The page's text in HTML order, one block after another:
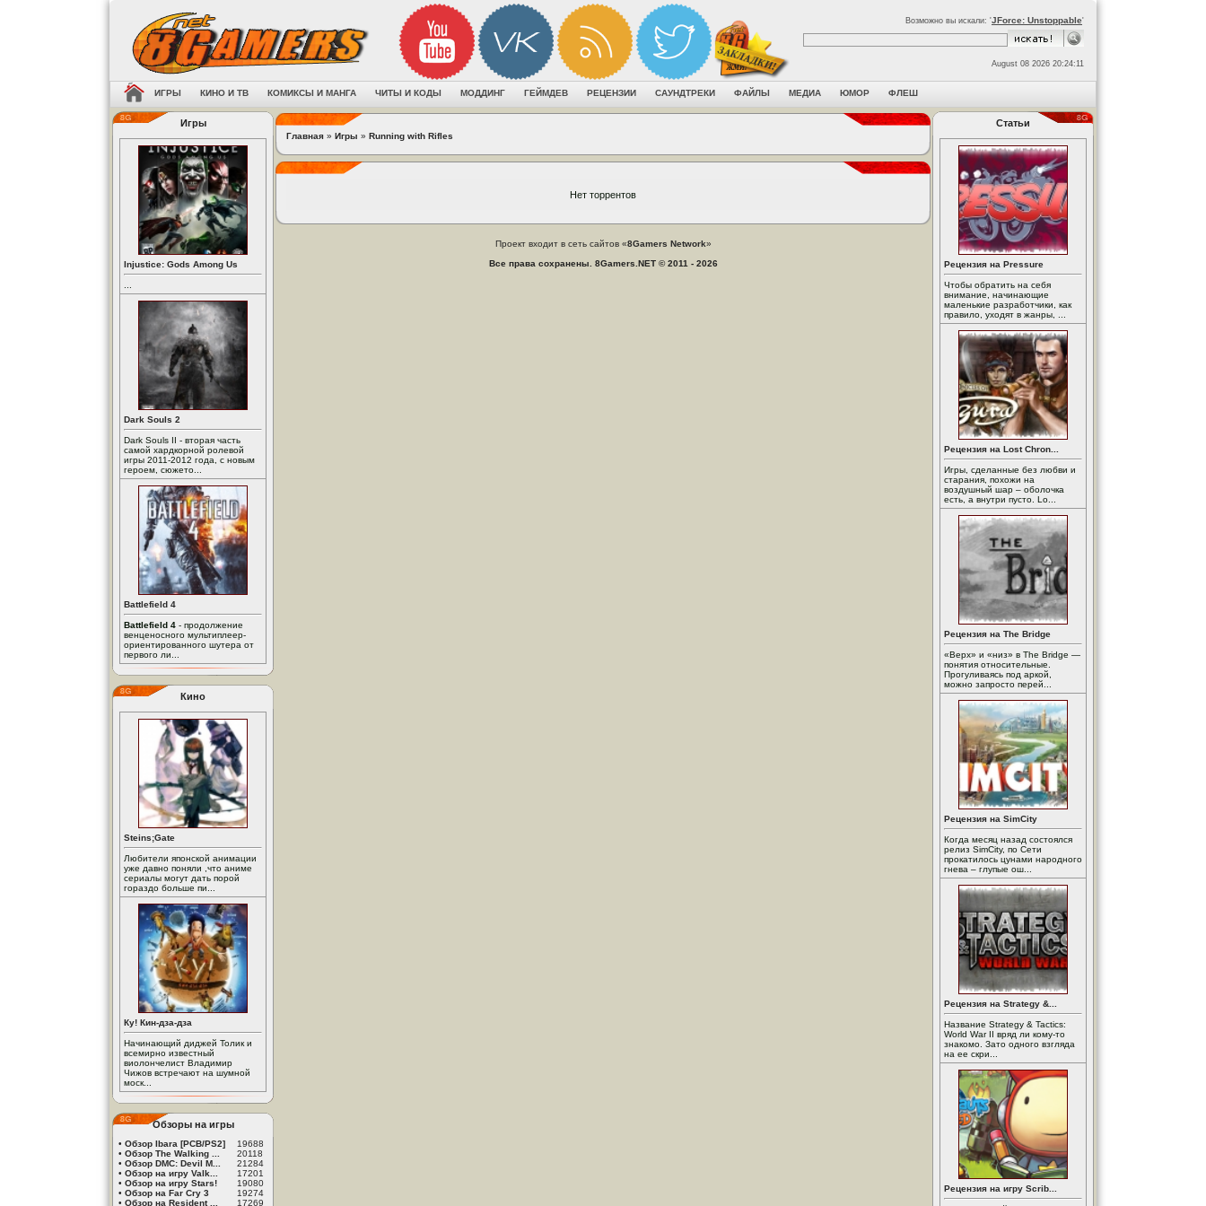
Возможно вы искали: 'JForce: Unstoppable'
August 08 2026 20:24:11
ИГРЫ КИНО И ТВ КОМИКСЫ И МАНГА ЧИТЫ И КОДЫ МОДДИНГ ГЕЙМДЕВ РЕЦЕНЗИИ САУНДТРЕКИ ФАЙЛЫ МЕДИА ЮМОР ФЛЕШ
Игры
Injustice: Gods Among Us
Dark Souls 2
Dark Souls II - вторая часть
самой хардкорной ролевой
игры 2011-2012 года, с новым
героем, сюжето...
Battlefield 4
Battlefield 4 - продолжение
венценосного мультиплеер-
ориентированного шутера от
первого ли...
Кино
Steins;Gate
Любители японской анимации
уже давно поняли ,что аниме
сериалы могут дать порой
гораздо больше пи...
Ку! Кин-дза-дза
Начинающий диджей Толик и
всемирно известный
виолончелист Владимир
Чижов встречают на шумной
моск...
Обзоры на игры
• Обзор Ibara [PCB/PS2]
19688
• Обзор The Walking ...
20118
• Обзор DMC: Devil M...
21284
• Обзор на игру Valk...
17201
• Обзор на игру Stars!
19080
• Обзор на Far Cry 3
19274
• Обзор на Resident ... 17269
Главная » Игры » Running with Rifles
Нет торрентов
Проект входит в сеть сайтов «8Gamers Network»
Все права сохранены. 8Gamers.NET © 2011 - 2026
Статьи
Рецензия на Pressure
Чтобы обратить на себя
внимание, начинающие
маленькие разработчики, как
правило, уходят в жанры, ...
Рецензия на Lost Chron...
Игры, сделанные без любви и
старания, похожи на
воздушный шар – оболочка
есть, а внутри пусто. Lo...
Рецензия на The Bridge
«Верх» и «низ» в The Bridge —
понятия относительные.
Прогуливаясь под аркой,
можно запросто перей...
Рецензия на SimCity
Когда месяц назад состоялся
релиз SimCity, по Сети
прокатилось цунами народного
гнева – глупые ош...
Рецензия на Strategy &...
Название Strategy & Tactics:
World War II вряд ли кому-то
знакомо. Зато одного взгляда
на ее скри...
Рецензия на игру Scrib...